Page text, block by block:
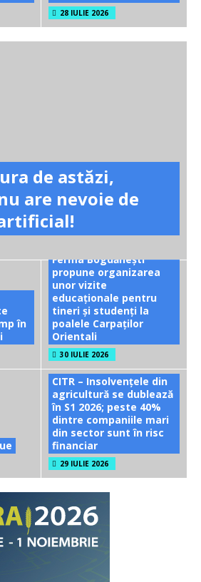
28 IULIE 2026
de astăzi,
are nevoie de
în
Ferma Bogdănești
propune organizarea
unor vizite
educaționale pentru
tineri și studenți la
poalele Carpaților
Orientali
30 IULIE 2026
CITR – Insolvențele din
agricultură se dublează
în S1 2026; peste 40%
dintre companiile mari
din sector sunt în risc
financiar
29 IULIE 2026